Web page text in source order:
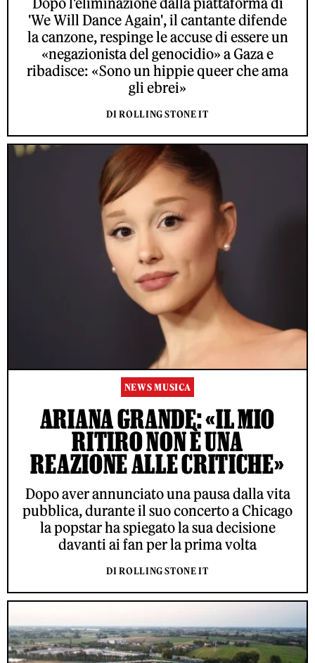
'We Will Dance Again', il cantante difende
la canzone, respinge le accuse di essere un
«negazionista del genocidio» a Gaza e
ribadisce: «Sono un hippie queer che ama
gli ebrei»
DI ROLLING STONE IT
NEWS MUSICA
ARIANA GRANDE: «IL MIO
RITIRO NON È UNA
REAZIONE ALLE CRITICHE»
Dopo aver annunciato una pausa dalla vita
pubblica, durante il suo concerto a Chicago
la popstar ha spiegato la sua decisione
davanti ai fan per la prima volta
DI ROLLING STONE IT